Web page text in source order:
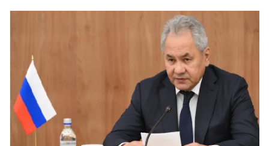
Góc doanh nghiệp
Dữ liệu và đời sống
Phim VTV
Hậu trường
Nhân vật
Giải trí
Điện ảnh
Âm nhạc
Đời sống